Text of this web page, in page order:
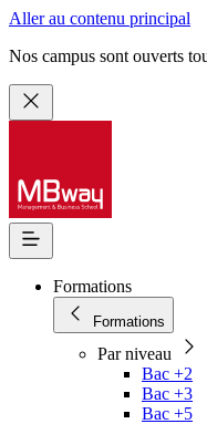
Aller au contenu principal
Nos campus sont ouverts
Formations
Formations
Par niveau
Bac +2
Bac +3
Bac +5